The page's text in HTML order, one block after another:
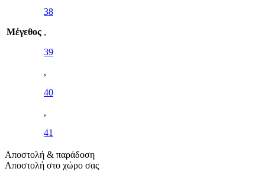
Μέγεθος
38
,
39
,
40
,
41
Αποστολή & παράδοση
Αποστολή στο χώρο σας